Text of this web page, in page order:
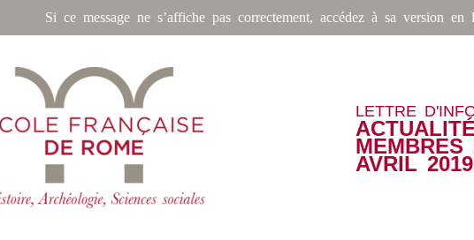
Si ce message ne s’affiche pas correctement, accédez à sa version en
LETTRE
MEMBRES
AVRIL 2019